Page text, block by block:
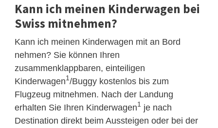
Kann ich meinen Kinderwagen bei
Swiss mitnehmen?
Kann ich meinen Kinderwagen mit an Bord
nehmen? Sie können Ihren
zusammenklappbaren, einteiligen
Kinderwagen1/Buggy kostenlos bis zum
Flugzeug mitnehmen. Nach der Landung
erhalten Sie Ihren Kinderwagen1 je nach
Destination direkt beim Aussteigen oder bei der